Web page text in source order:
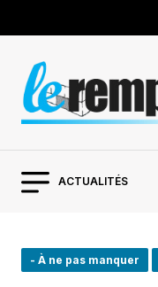
ACTUALITÉS
- À ne pas manquer